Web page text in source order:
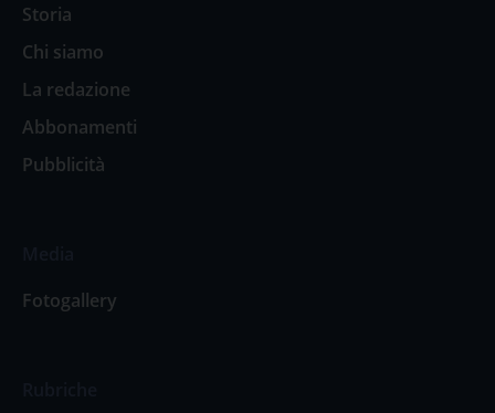
Storia
Chi siamo
La redazione
Abbonamenti
Pubblicità
Fotogallery